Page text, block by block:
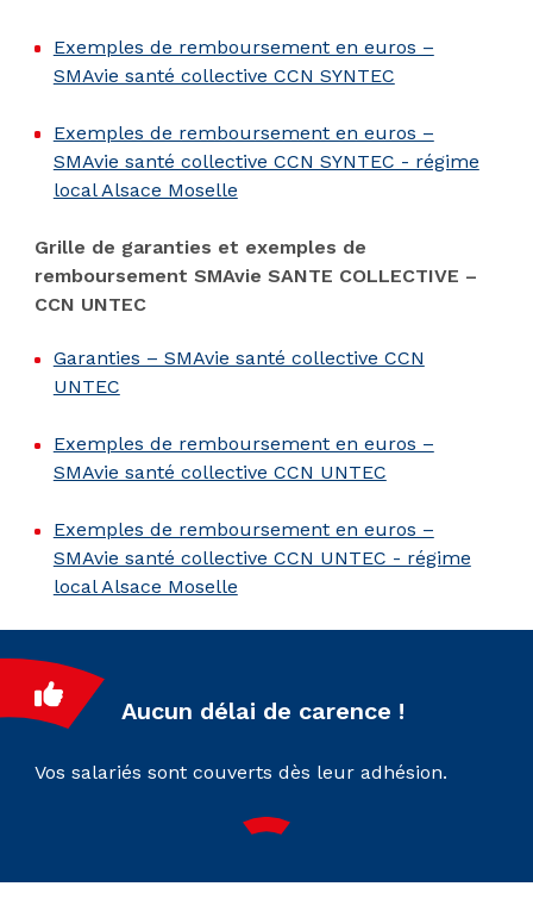
Exemples de remboursement en euros –
SMAvie santé collective CCN SYNTEC
Exemples de remboursement en euros –
SMAvie santé collective CCN SYNTEC - régime
local Alsace Moselle
Grille de garanties et exemples de
remboursement SMAvie SANTE COLLECTIVE –
CCN UNTEC
Garanties – SMAvie santé collective CCN
UNTEC
Exemples de remboursement en euros –
SMAvie santé collective CCN UNTEC
Exemples de remboursement en euros –
SMAvie santé collective CCN UNTEC - régime
local Alsace Moselle
Aucun délai de carence !
Vos salariés sont couverts dès leur adhésion.